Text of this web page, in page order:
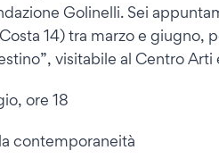
Golinelli. Sei
14) tra marzo e
visitabile al Centro
ore 18
contemporaneità